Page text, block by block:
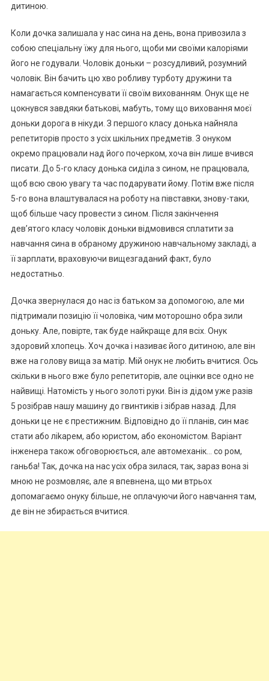
дитиною.
Коли дочка залишала у нас сина на день, вона привозила з
собою спеціальну їжу для нього, щоби ми своїми калоріями
його не годували. Чоловік доньки – розсудливий, розумний
чоловік. Він бачить цю хво робливу турботу дружини та
намагається компенсувати її своїм вихованням. Онук ще не
цокнувся завдяки батькові, мабуть, тому що виховання моєї
доньки дорога в нікуди. З першого класу донька найняла
репетиторів просто з усіх шкільних предметів. З онуком
окремо працювали над його почерком, хоча він лише вчився
писати. До 5-го класу донька сиділа з сином, не працювала,
щоб всю свою увагу та час подарувати йому. Потім вже після
5-го вона влаштувалася на роботу на півставки, знову-таки,
щоб більше часу провести з сином. Після закінчення
дев’ятого класу чоловік доньки відмовився сплатити за
навчання сина в обраному дружиною навчальному закладі, а
її зарплати, враховуючи вищезгаданий факт, було
недостатньо.
Дочка звернулася до нас із батьком за допомогою, але ми
підтримали позицію її чоловіка, чим моторошно обра зили
доньку. Але, повірте, так буде найкраще для всіх. Онук
здоровий хлопець. Хоч дочка і називає його дитиною, але він
вже на голову вища за матір. Мій онук не любить вчитися. Ось
скільки в нього вже було репетиторів, але оцінки все одно не
найвищі. Натомість у нього золоті руки. Він із дідом уже разів
5 розібрав нашу машину до гвинтиків і зібрав назад. Для
доньки це не є престижним. Відповідно до її планів, син має
стати або ліkарем, або юристом, або економістом. Варіант
інженера також обговорюється, але автомеханік… со ром,
rаньба! Так, дочка на нас усіх обра зилася, так, зараз вона зі
мною не розмовляє, але я впевнена, що ми втрьох
допомагаємо онуку більше, не оплачуючи його навчання там,
де він не збирається вчитися.